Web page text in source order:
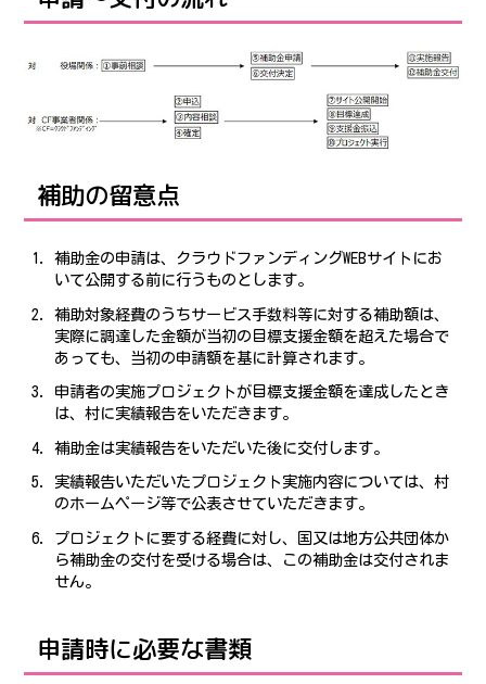
補助の留意点
補助金の申請は、クラウドファンディングWEBサイトにお
いて公開する前に行うものとします。
補助対象経費のうちサービス手数料等に対する補助額は、
実際に調達した金額が当初の目標支援金額を超えた場合で
あっても、当初の申請額を基に計算されます。
申請者の実施プロジェクトが目標支援金額を達成したとき
は、村に実績報告をいただきます。
補助金は実績報告をいただいた後に交付します。
実績報告いただいたプロジェクト実施内容については、村
のホームページ等で公表させていただきます。
プロジェクトに要する経費に対し、国又は地方公共団体か
ら補助金の交付を受ける場合は、この補助金は交付されま
せん。
申請時に必要な書類